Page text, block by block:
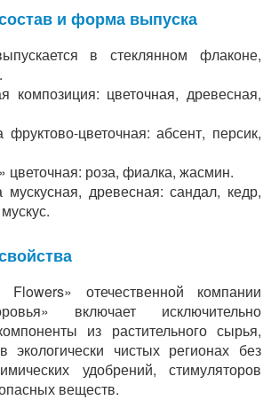
и форма выпуска
в стеклянном флаконе,
цветочная, древесная,
цветочная: абсент, персик,
цветочная: роза, фиалка, жасмин.
древесная: сандал, кедр,
отечественной компании
включает исключительно
из растительного сырья,
экологически чистых регионах без
удобрений, стимуляторов
веществ.